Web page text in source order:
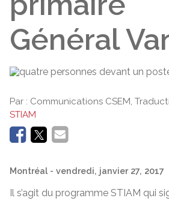
Général
Par : Communications CSEM,
STIAM
Montréal - vendredi, janvier 27, 2017
Il s’agit du programme STIAM qui